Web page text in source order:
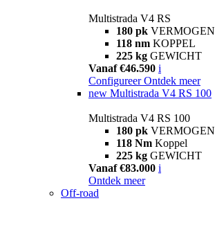
Multistrada V4 RS
180 pk VERMOGEN
118 nm KOPPEL
225 kg GEWICHT
Vanaf €46.590 i
Configureer Ontdek meer
new Multistrada V4 RS 100
Multistrada V4 RS 100
180 pk VERMOGEN
118 Nm Koppel
225 kg GEWICHT
Vanaf €83.000 i
Ontdek meer
Off-road